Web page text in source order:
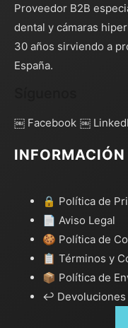
Proveedor B2B
dental y cámaras
30 años sirviendo a
España.
￼ Facebook ￼
INFORMACIÓN
🔒 Política de
📄 Aviso Legal
🍪 Política de
📋 Términos y
📦 Política de
↩️ Devoluciones